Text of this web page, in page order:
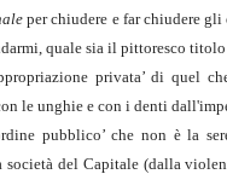
per chiudere e far chiudere
quale sia il pittoresco
privata’ di quel
le unghie e con i denti
pubblico’ che non è la
del Capitale (dalla